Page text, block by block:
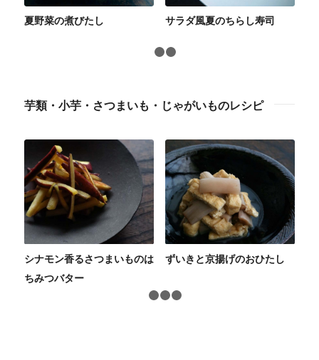
夏野菜の煮びたし サラダ風夏のちらし寿司
芋類・小芋・さつまいも・じゃがいものレシピ
シナモン香るさつまいものは
ちみつバター
ずいきと京揚げのおひたし